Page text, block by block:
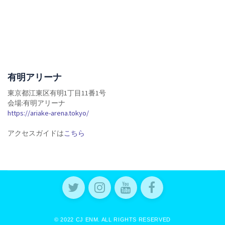
有明アリーナ
東京都江東区有明1丁目11番1号
会場:有明アリーナ
https://ariake-arena.tokyo/
アクセスガイドはこちら
© 2022 CJ ENM. ALL RIGHTS RESERVED